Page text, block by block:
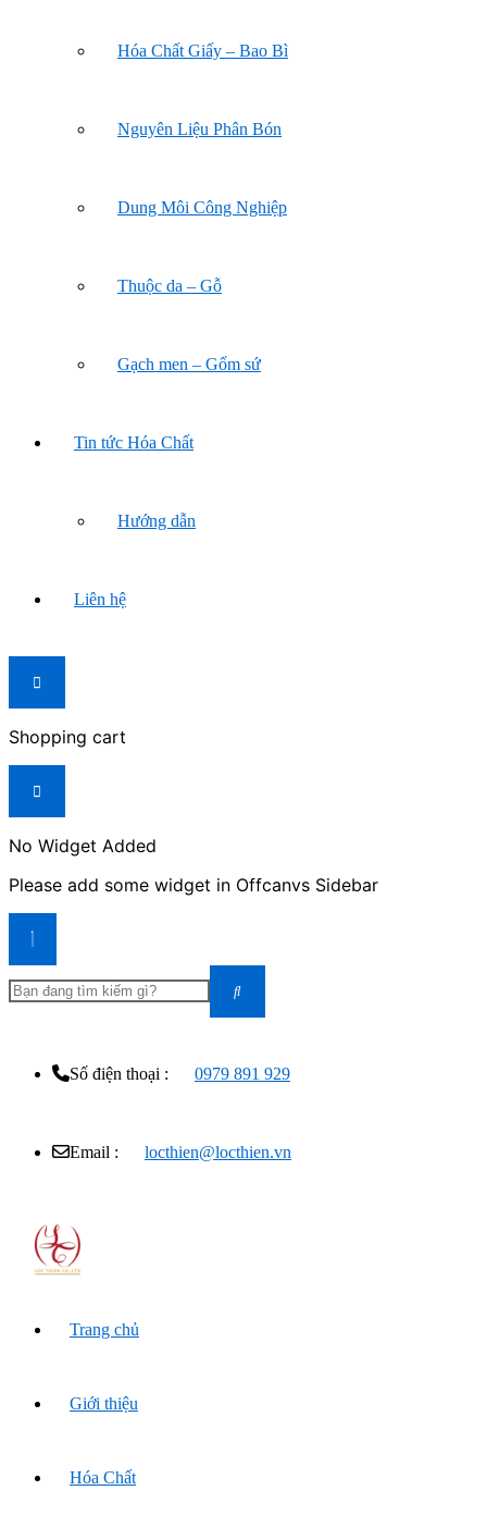
Hóa Chất Giấy – Bao Bì
Nguyên Liệu Phân Bón
Dung Môi Công Nghiệp
Thuộc da – Gỗ
Gạch men – Gốm sứ
Tin tức Hóa Chất
Hướng dẫn
Liên hệ
Shopping cart
No Widget Added
Please add some widget in Offcanvs Sidebar
Số điện thoại : 0979 891 929
Email : locthien@locthien.vn
Trang chủ
Giới thiệu
Hóa Chất